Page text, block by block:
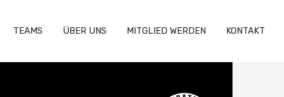
TEAMS ÜBER UNS MITGLIED WERDEN KONTAKT